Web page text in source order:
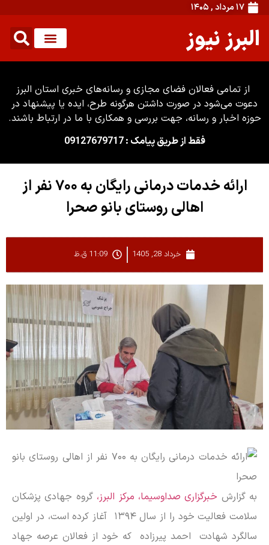
۱۷ مرداد , ۱۴۰۵
البرز نیوز
از تمامی فعالان فضای مجازی و رسانه‌های خبری استان البرز
دعوت می‌شود در صورت داشتن هرگونه طرح، ایده یا پیشنهاد در
حوزه اخبار و رسانه، جهت بررسی و همکاری با ما در ارتباط باشند.
فقط از طریق پیامک : 09127679717
ارائه خدمات درمانی رایگان به ۷۰۰ نفر از
اهالی روستای بانو صحرا
خرداد 28, 1405 11:09 ق.ظ
به گزارش خبرگزاری صداوسیما، مرکز البرز، گروه جهادی پزشکان
سلامت فعالیت خود را از سال ۱۳۹۴ آغاز کرده است، در اولین
سالگرد شهادت احمد پیرزاده که خود از فعالان عرصه جهاد